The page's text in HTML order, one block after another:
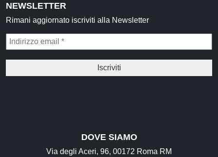
NEWSLETTER
Rimani aggiornato iscriviti alla Newsletter
DOVE SIAMO
Via degli Aceri, 96, 00172 Roma RM